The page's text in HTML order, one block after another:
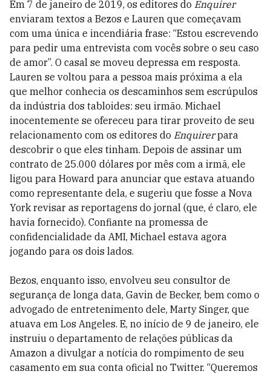
Em 7 de janeiro de 2019, os editores do Enquirer
enviaram textos a Bezos e Lauren que começavam
com uma única e incendiária frase: “Estou escrevendo
para pedir uma entrevista com vocês sobre o seu caso
de amor”. O casal se moveu depressa em resposta.
Lauren se voltou para a pessoa mais próxima a ela
que melhor conhecia os descaminhos sem escrúpulos
da indústria dos tabloides: seu irmão. Michael
inocentemente se ofereceu para tirar proveito de seu
relacionamento com os editores do Enquirerpara
descobrir o que eles tinham. Depois de assinar um
contrato de 25.000 dólares por mês com a irmã, ele
ligou para Howard para anunciar que estava atuando
como representante dela, e sugeriu que fosse a Nova
York revisar as reportagens do jornal (que, é claro, ele
havia fornecido). Confiante na promessa de
confidencialidade da AMI, Michael estava agora
jogando para os dois lados.
Bezos, enquanto isso, envolveu seu consultor de
segurança de longa data, Gavin de Becker, bem como o
advogado de entretenimento dele, Marty Singer, que
atuava em Los Angeles. E, no início de 9 de janeiro, ele
instruiu o departamento de relações públicas da
Amazon a divulgar a notícia do rompimento de seu
casamento em sua conta oficial no Twitter. “Queremos